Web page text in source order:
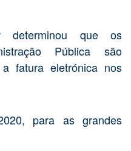
determinou que os
Pública são
fatura eletrónica nos
para as grandes